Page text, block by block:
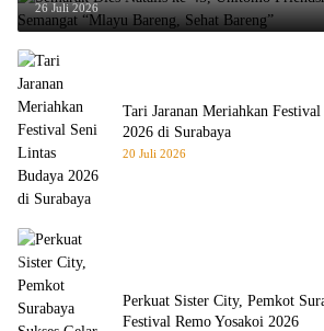
26 Juli 2026
Tari Jaranan Meriahkan
2026 di Surabaya
20 Juli 2026
Perkuat Sister City, Pemkot
Festival Remo Yosakoi 2026